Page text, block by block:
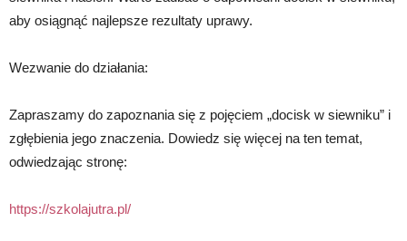
aby osiągnąć najlepsze rezultaty uprawy.
Wezwanie do działania:
Zapraszamy do zapoznania się z pojęciem „docisk w siewniku” i
zgłębienia jego znaczenia. Dowiedz się więcej na ten temat,
odwiedzając stronę:
https://szkolajutra.pl/